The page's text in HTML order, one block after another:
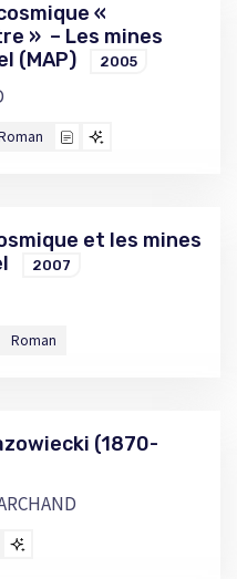
«
» – Les mines
(MAP)
2005
et les mines
2007
Roman
(1870-